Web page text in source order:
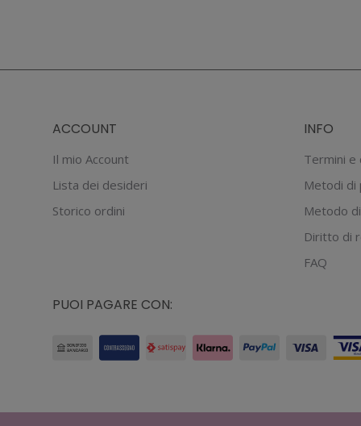
ACCOUNT
Il mio Account
Lista dei desideri
Storico ordini
INFO
Termini e
Metodi di
Metodo
Diritto di
FAQ
PUOI PAGARE CON: